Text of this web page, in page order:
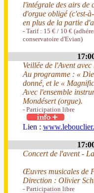
l'intégrale des airs de
d'orgue obligé (c'est-
en plus de la partie
- Tarif : 15 € / 10 €
conservatoire d'Evian)
Veillée de l'Avent
Au programme : «
donné, et le «
Avec l'ensemble
Mondésert (orgue).
- Participation libre
Lien :
Concert de l'avent -
Œuvres musicales de
Direction : Olivier
- Participation libre